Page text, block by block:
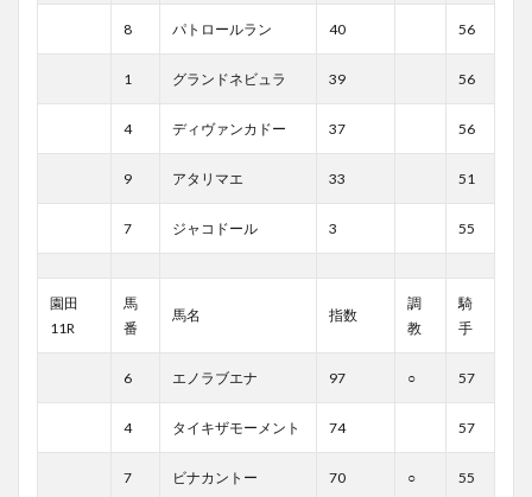
8 パトロールラン 40 56
1 グランドネビュラ 39 56
4 ディヴァンカドー 37 56
9 アタリマエ 33 51
7 ジャコドール 3 55
園田
11R
馬
番
馬名 指数
調
教
騎
手
6 エノラブエナ 97 ○ 57
4 タイキザモーメント 74 57
7 ビナカントー 70 ○ 55